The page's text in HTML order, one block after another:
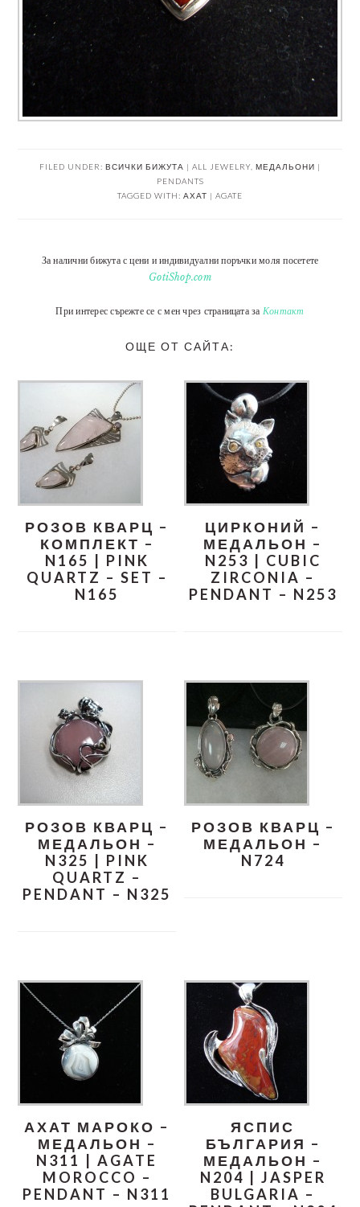
FILED UNDER: ВСИЧКИ БИЖУТА | ALL JEWELRY МЕДАЛЬОНИ |
PENDANTS
TAGGED WITH: АХАТ | AGATE
За налични бижута с цени и индивидуални поръчки моля посетете
GotiShop.com
При интерес сърежте се с мен чрез страницата за Контакт
ОЩЕ ОТ САЙТА:
РОЗОВ КВАРЦ –
КОМПЛЕКТ –
N165 | PINK
QUARTZ – SET –
N165
ЦИРКОНИЙ –
МЕДАЛЬОН –
N253 | CUBIC
ZIRCONIA –
PENDANT – N253
РОЗОВ КВАРЦ –
МЕДАЛЬОН –
N325 | PINK
QUARTZ –
PENDANT – N325
РОЗОВ КВАРЦ –
МЕДАЛЬОН –
N724
АХАТ МАРОКО –
МЕДАЛЬОН –
N311 | AGATE
MOROCCO –
PENDANT – N311
ЯСПИС
БЪЛГАРИЯ –
МЕДАЛЬОН –
N204 | JASPER
BULGARIA –